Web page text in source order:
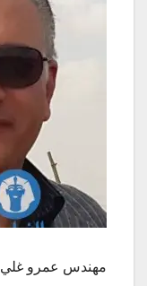
مهندس عمرو غلي